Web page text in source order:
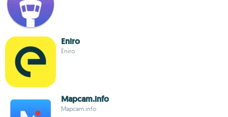
Eniro
Eniro
Mapcam.info
Mapcam.info